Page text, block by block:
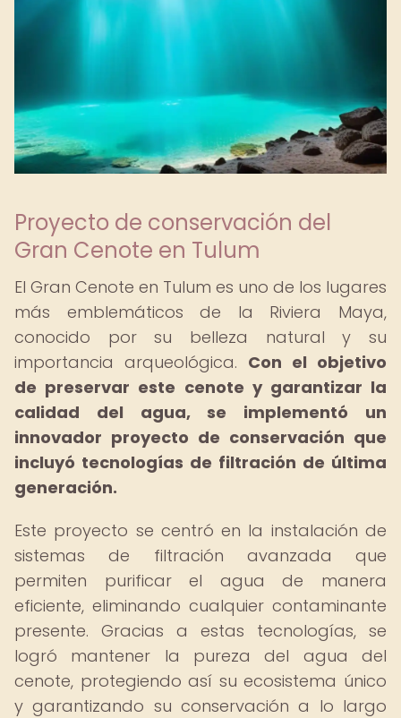
Proyecto de conservación del
Gran Cenote en Tulum
El Gran Cenote en Tulum es uno de los lugares
más emblemáticos de la Riviera Maya,
conocido por su belleza natural y su
importancia arqueológica. Con el objetivo
de preservar este cenote y garantizar la
calidad del agua, se implementó un
innovador proyecto de conservación que
incluyó tecnologías de filtración de última
generación.
Este proyecto se centró en la instalación de
sistemas de filtración avanzada que
permiten purificar el agua de manera
eficiente, eliminando cualquier contaminante
presente. Gracias a estas tecnologías, se
logró mantener la pureza del agua del
cenote, protegiendo así su ecosistema único
y garantizando su conservación a lo largo